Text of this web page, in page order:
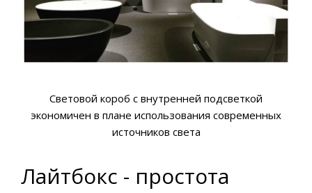
Световой короб с внутренней подсветкой
экономичен в плане использования современных
источников света
Лайтбокс - простота